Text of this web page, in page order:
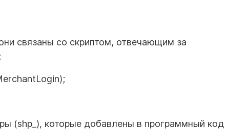
связаны со скриптом, отвечающим за
(shp_), которые добавлены в программный код